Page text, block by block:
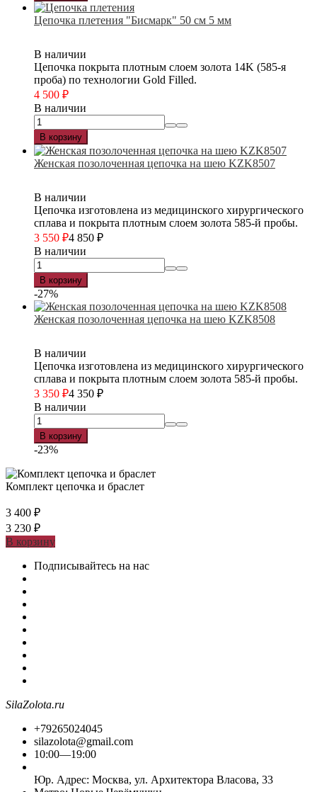
Цепочка плетения "Бисмарк" 50 см 5 мм
В наличии
Цепочка покрыта плотным слоем золота 14K (585-я
проба) по технологии Gold Filled.
4 500 ₽
В наличии
В корзину
Женская позолоченная цепочка на шею KZK8507
В наличии
Цепочка изготовлена из медицинского хирургического
сплава и покрыта плотным слоем золота 585-й пробы.
3 550 ₽4 850 ₽
В наличии
В корзину
-27%
Женская позолоченная цепочка на шею KZK8508
В наличии
Цепочка изготовлена из медицинского хирургического
сплава и покрыта плотным слоем золота 585-й пробы.
3 350 ₽4 350 ₽
В наличии
В корзину
-23%
Комплект цепочка и браслет
3 400 ₽
3 230 ₽
В корзину
Подписывайтесь на нас
SilaZolota.ru
+79265024045
silazolota@gmail.com
10:00—19:00
Юр. Адреc: Москва, ул. Архитектора Власова, 33